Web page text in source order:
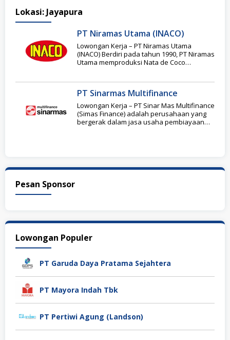
Lokasi: Jayapura
PT Niramas Utama (INACO)
Lowongan Kerja – PT Niramas Utama
(INACO) Berdiri pada tahun 1990, PT Niramas
Utama memproduksi Nata de Coco
PT Sinarmas Multifinance
Lowongan Kerja – PT Sinar Mas Multifinance
(Simas Finance) adalah perusahaan yang
bergerak dalam jasa usaha pembiayaan
Pesan Sponsor
Lowongan Populer
PT Garuda Daya Pratama Sejahtera
PT Mayora Indah Tbk
PT Pertiwi Agung (Landson)